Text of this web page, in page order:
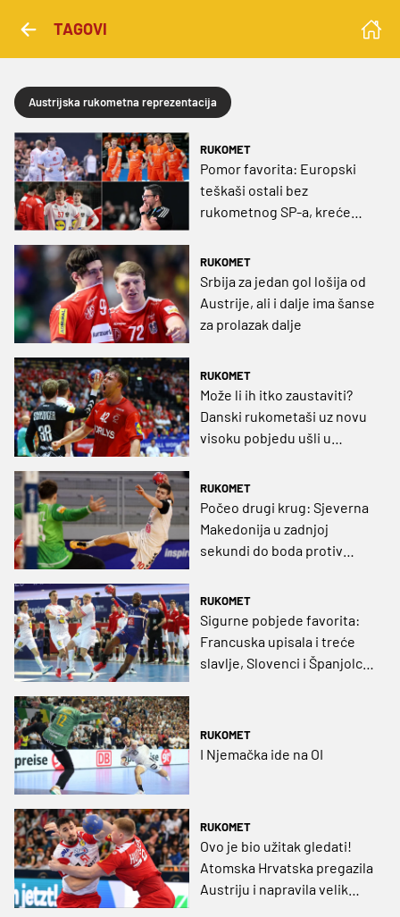
TAGOVI
Austrijska rukometna reprezentacija
RUKOMET
Pomor favorita: Europski
teškaši ostali bez
rukometnog SP-a, kreće
RUKOMET
Srbija za jedan gol lošija od
Austrije, ali i dalje ima šanse
za prolazak dalje
RUKOMET
Može li ih itko zaustaviti?
Danski rukometaši uz novu
visoku pobjedu ušli u
RUKOMET
Počeo drugi krug: Sjeverna
Makedonija u zadnjoj
sekundi do boda protiv
RUKOMET
Sigurne pobjede favorita:
Francuska upisala i treće
slavlje, Slovenci i Španjolci
RUKOMET
I Njemačka ide na OI
RUKOMET
Ovo je bio užitak gledati!
Atomska Hrvatska pregazila
Austriju i napravila velik